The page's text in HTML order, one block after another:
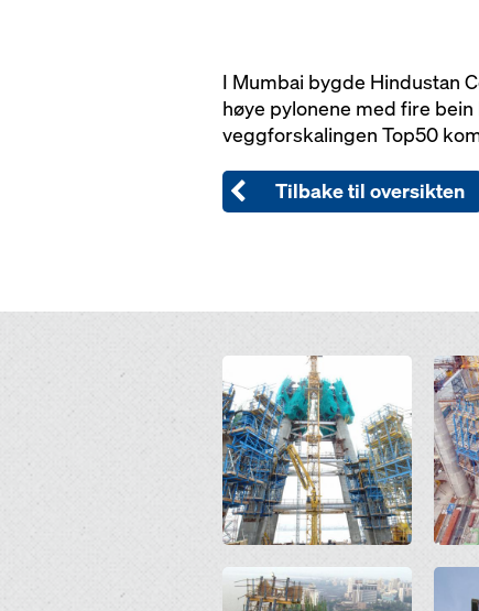
I Mumbai bygde Hindustan
høye pylonene med fire
veggforskalingen Top50
Tilbake til oversikten
Open
Open Open